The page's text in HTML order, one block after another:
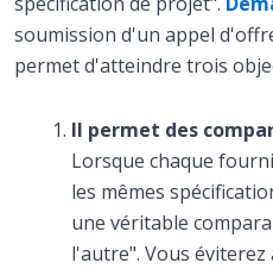
soumission d'un appel
permet d'atteindre trois
Il permet des
Lorsque chaque
les mêmes
une véritable
l'autre". Vous éviterez